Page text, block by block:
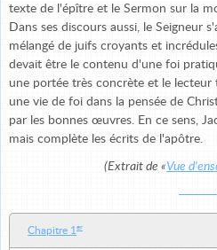
texte de l'épître et le Sermon sur la
Dans ses discours aussi, le Seigneur
mélangé de juifs croyants et
devait être le contenu d'une foi
une portée très concrète et le
une vie de foi dans la pensée de
par les bonnes œuvres. En ce sens,
mais complète les écrits de l'apôtre.
(Extrait de «Vue
Chapitre 1 er